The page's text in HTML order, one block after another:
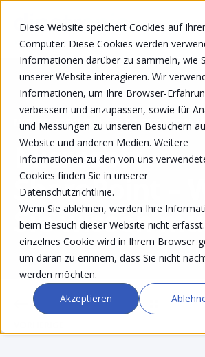
Diese Website speichert Cookies auf
Computer. Diese Cookies werden
Informationen darüber zu sammeln, wie
unserer Website interagieren. Wir
Informationen, um Ihre Browser-
verbessern und anzupassen, sowie für
und Messungen zu unseren Besuchern
Website und anderen Medien. Weitere
Informationen zu den von uns
Cookies finden Sie in unserer
Datenschutzrichtlinie.
Wenn Sie ablehnen, werden Ihre
beim Besuch dieser Website nicht
einzelnes Cookie wird in Ihrem Browser
um daran zu erinnern, dass Sie nicht
werden möchten.
Akzeptieren
MICHAEL FREULER MAR 3, 2022 7:30:00
Microsoft
SharePoint –
Sie wissen